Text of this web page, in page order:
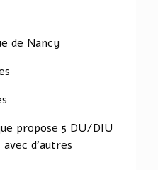
de Nancy
propose 5 DU/DIU
d'autres